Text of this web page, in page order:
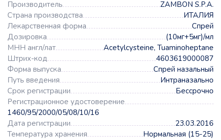
Производитель
ZAMBON S.P.A.
Страна производства
ИТАЛИЯ
Лекарственная форма
Спрей
Дозировка
(10мг+5мг)/мл
МНН англ/лат
Acetylcysteine, Tuaminoheptane
Штрих-код
4603619000087
Форма выпуска
Спрей назальный
Путь введения
Интраназально
Срок регистрации
Бессрочно
Регистрационное удостоверение
1460/95/2000/05/08/10/16
Дата регистрации
23.03.2016
Температура хранения
Нормальная (15-25)